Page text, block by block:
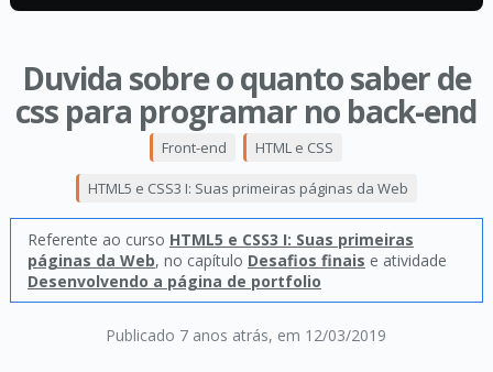
Duvida sobre o quanto saber de
css para programar no back-end
Publicado 7 anos atrás, em 12/03/2019
Front-end HTML e CSS
HTML5 e CSS3 I: Suas primeiras páginas da Web
Referente ao curso HTML5 e CSS3 I: Suas primeiras
páginas da Web, no capítulo Desafios finais e atividade
Desenvolvendo a página de portfolio